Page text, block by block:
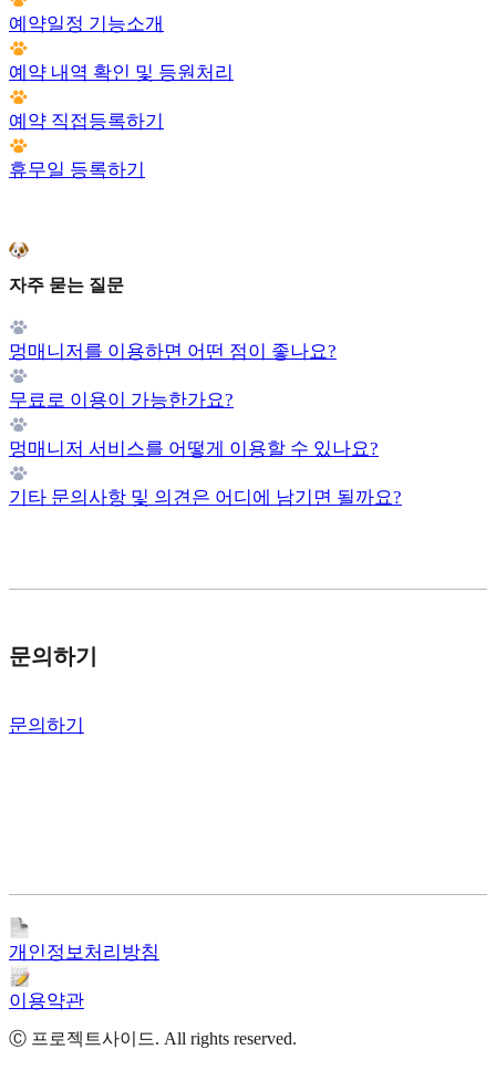
예약일정 기능소개
예약 내역 확인 및 등원처리
예약 직접등록하기
휴무일 등록하기
자주 묻는 질문
멍매니저를 이용하면 어떤 점이 좋나요?
무료로 이용이 가능한가요?
멍매니저 서비스를 어떻게 이용할 수 있나요?
기타 문의사항 및 의견은 어디에 남기면 될까요?
문의하기
문의하기
개인정보처리방침
이용약관
Ⓒ 프로젝트사이드. All rights reserved.